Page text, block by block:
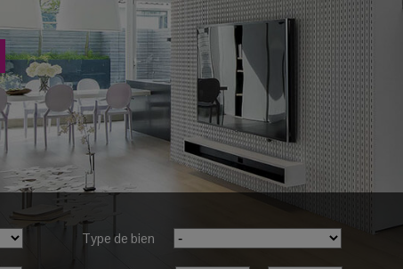
Type de bien